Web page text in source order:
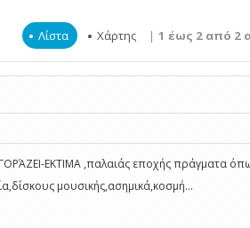
Λίστα Χάρτης | 1 έως 2 από 2
ΕΚΤΙΜΑ ,παλαιάς εποχής πράγματα
μουσικής,ασημικά,κοσμή...